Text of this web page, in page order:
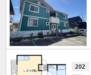
202